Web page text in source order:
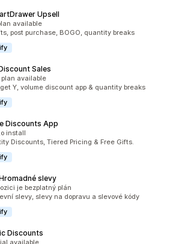
Upsell
593
available
post purchase, BOGO, quantity breaks
Sales
1182
plan available
get Y, volume discount app & quantity breaks
Discounts App
584
install
Discounts, Tiered Pricing & Free Gifts.
slevy
228
je bezplatný plán
slevy, slevy na dopravu a slevové kódy
Discounts
available